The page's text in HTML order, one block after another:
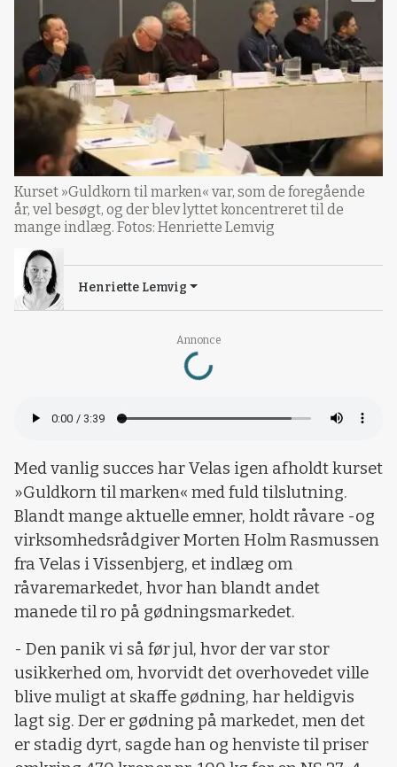
Annonce
Loading...
Kurset »Guldkorn til marken« var, som de foregående
år, vel besøgt, og der blev lyttet koncentreret til de
mange indlæg. Fotos: Henriette Lemvig
Henriette Lemvig
Med vanlig succes har Velas igen afholdt kurset
»Guldkorn til marken« med fuld tilslutning.
Blandt mange aktuelle emner, holdt råvare -og
virksomhedsrådgiver Morten Holm Rasmussen
fra Velas i Vissenbjerg, et indlæg om
råvaremarkedet, hvor han blandt andet
manede til ro på gødningsmarkedet.
- Den panik vi så før jul, hvor der var stor
usikkerhed om, hvorvidt det overhovedet ville
blive muligt at skaffe gødning, har heldigvis
lagt sig. Der er gødning på markedet, men det
er stadig dyrt, sagde han og henviste til priser